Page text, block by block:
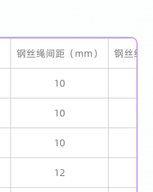
钢丝绳间距（mm） 钢丝绳
10
10
10
12